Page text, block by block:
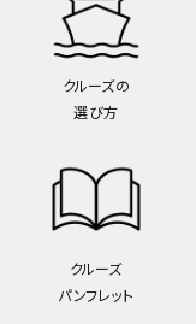
クルーズの
選び方
クルーズ
パンフレット